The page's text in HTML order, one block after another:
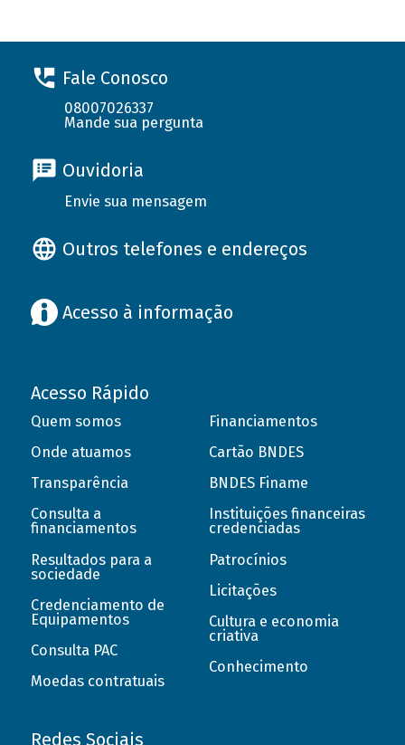
Fale Conosco
08007026337
Mande sua pergunta
Ouvidoria
Envie sua mensagem
Outros telefones e endereços
Acesso à informação
Acesso Rápido
Quem somos
Onde atuamos
Transparência
Consulta a
financiamentos
Resultados para a
sociedade
Credenciamento de
Equipamentos
Consulta PAC
Moedas contratuais
Financiamentos
Cartão BNDES
BNDES Finame
Instituições financeiras
credenciadas
Patrocínios
Licitações
Cultura e economia
criativa
Conhecimento
Redes Sociais